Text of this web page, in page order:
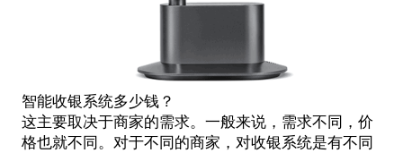
智能收银系统多少钱？
这主要取决于商家的需求。一般来说，需求不同，价
格也就不同。对于不同的商家，对收银系统是有不同